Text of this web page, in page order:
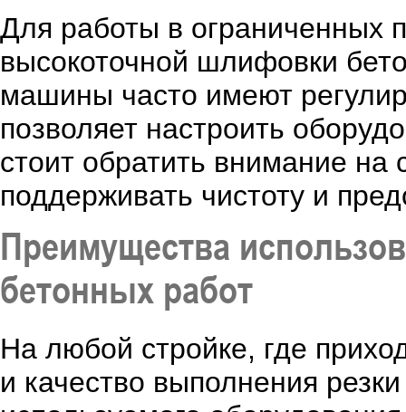
Для работы в ограниченных
высокоточной шлифовки
машины часто имеют
позволяет настроить
стоит обратить внимание
поддерживать чистоту и
Преимущества
бетонных работ
На любой стройке, где
и качество выполнения